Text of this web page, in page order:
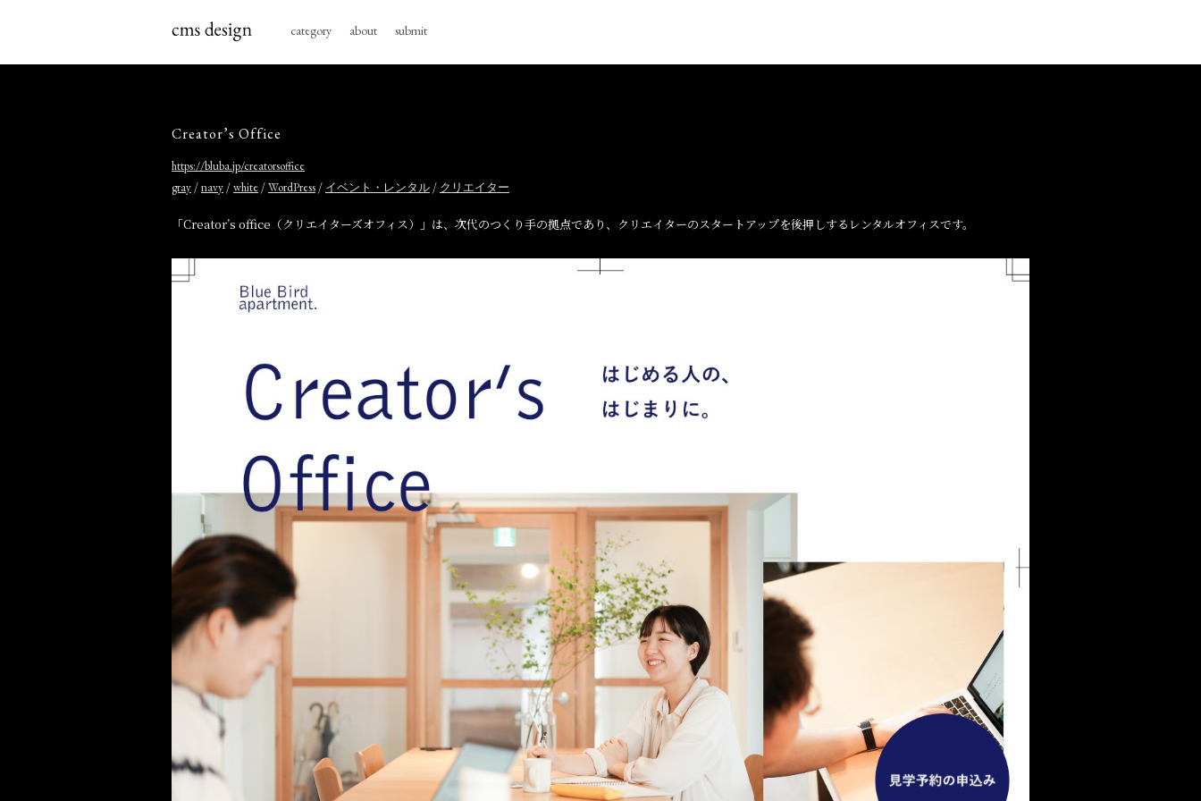
category about submit
Creator’s Office
https://bluba.jp/creatorsoffice
gray /navy /white /WordPress / イベント・レンタル / クリエイター
「Creator’s office（クリエイターズオフィス）」は、次代のつくり手の拠点であり、クリエイターのスタートアップを後押しするレンタルオフィスです。